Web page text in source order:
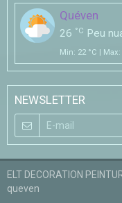
Quéven
26 °C Peu
Min: 22 °C |
NEWSLETTER
ELT DECORATION
queven